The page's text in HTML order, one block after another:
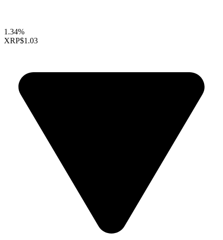
1.34%
XRP$1.03